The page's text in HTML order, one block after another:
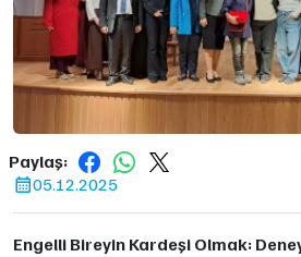
05.12.2025
Paylaş:
Engelli Bireyin Kardeşi Olmak: